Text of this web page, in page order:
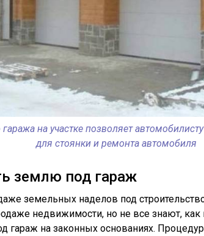
гаража на участке позволяет
для стоянки и ремонта автомобиля
землю под гараж
земельных наделов под
недвижимости, но не все знают, как
гараж на законных основаниях.